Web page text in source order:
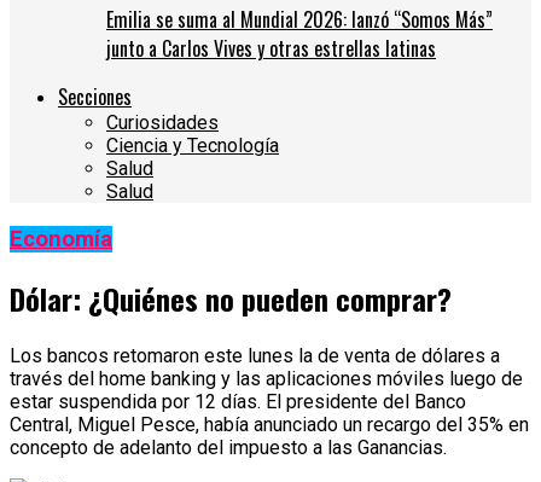
Emilia se suma al Mundial 2026: lanzó “Somos Más”
junto a Carlos Vives y otras estrellas latinas
Secciones
Curiosidades
Ciencia y Tecnología
Salud
Salud
Economía
Dólar: ¿Quiénes no pueden comprar?
Los bancos retomaron este lunes la de venta de dólares a
través del home banking y las aplicaciones móviles luego de
estar suspendida por 12 días. El presidente del Banco
Central, Miguel Pesce, había anunciado un recargo del 35% en
concepto de adelanto del impuesto a las Ganancias.